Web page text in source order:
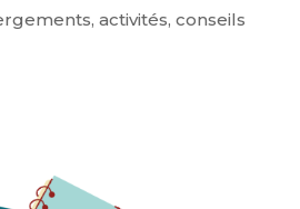
activités, conseils